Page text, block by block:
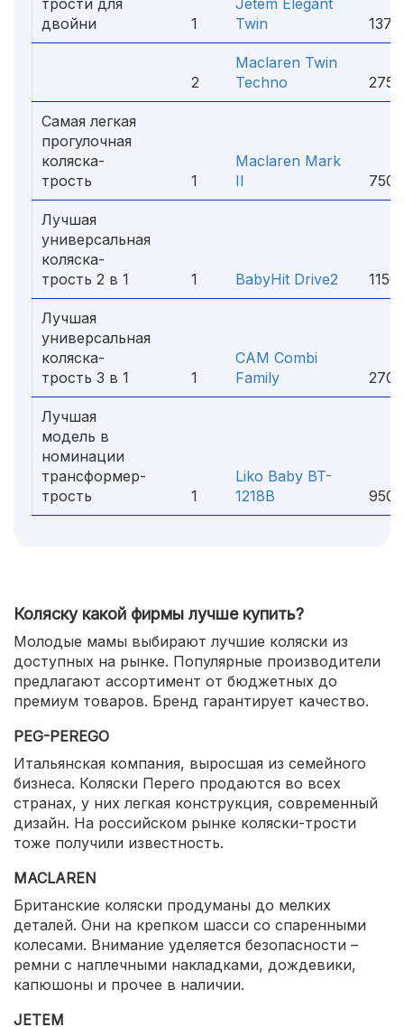
трости для
двойни
1
Jetem Elegant
Twin
2
Maclaren Twin
Techno
Самая легкая
прогулочная
коляска-
трость
1
Maclaren Mark
II
Лучшая
универсальная
коляска-
трость 2 в 1
1 BabyHit Drive2
Лучшая
универсальная
коляска-
трость 3 в 1
1
CAM Combi
Family
Лучшая
модель в
номинации
трансформер-
трость
1
Liko Baby BT-
1218B
Коляску какой фирмы лучше купить?
Молодые мамы выбирают лучшие коляски из
доступных на рынке. Популярные производители
предлагают ассортимент от бюджетных до
премиум товаров. Бренд гарантирует качество.
PEG-PEREGO
Итальянская компания, выросшая из семейного
бизнеса. Коляски Перего продаются во всех
странах, у них легкая конструкция, современный
дизайн. На российском рынке коляски-трости
тоже получили известность.
MACLAREN
Британские коляски продуманы до мелких
деталей. Они на крепком шасси со спаренными
колесами. Внимание уделяется безопасности –
ремни с наплечными накладками, дождевики,
капюшоны и прочее в наличии.
JETEM